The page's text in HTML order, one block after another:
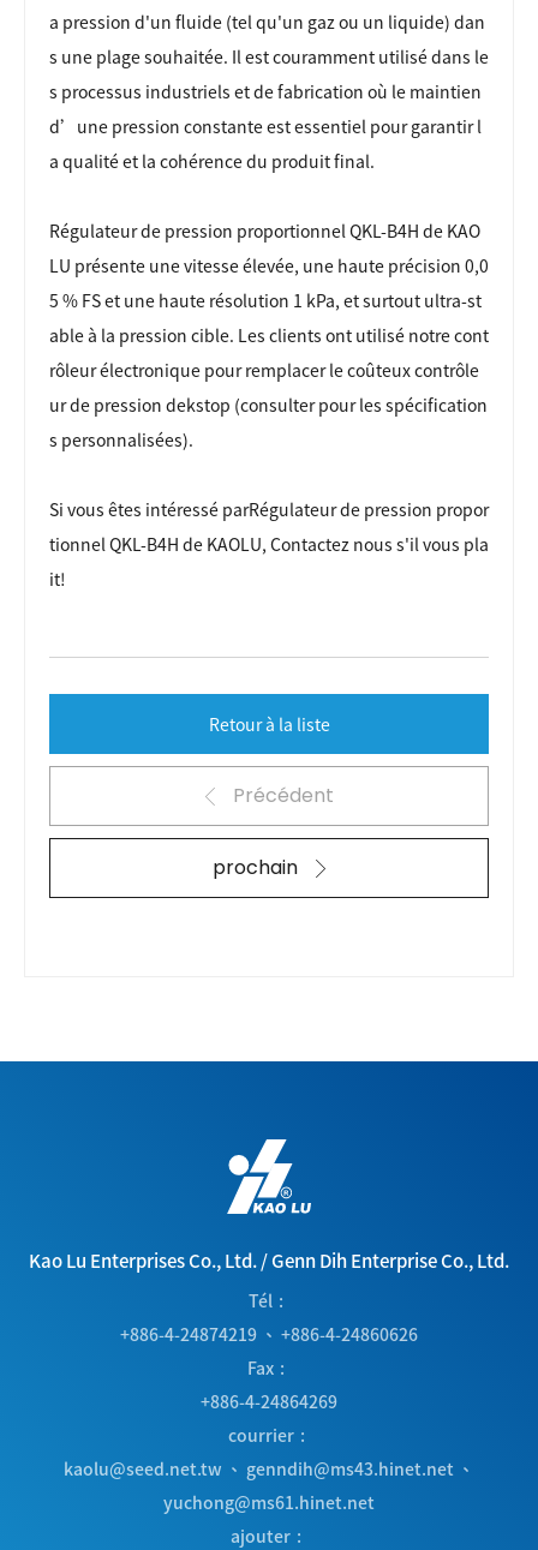
a pression d'un fluide (tel qu'un gaz ou un liquide) dan
s une plage souhaitée. Il est couramment utilisé dans le
s processus industriels et de fabrication où le maintien
d’une pression constante est essentiel pour garantir l
a qualité et la cohérence du produit final.
Régulateur de pression proportionnel QKL-B4H de KAO
LU présente une vitesse élevée, une haute précision 0,0
5 % FS et une haute résolution 1 kPa, et surtout ultra-st
able à la pression cible. Les clients ont utilisé notre cont
rôleur électronique pour remplacer le coûteux contrôle
ur de pression dekstop (consulter pour les spécification
s personnalisées).
Si vous êtes intéressé parRégulateur de pression propor
tionnel QKL-B4H de KAOLU, Contactez nous s'il vous pla
it!
Précédent
Retour à la liste
prochain
Kao Lu Enterprises Co., Ltd./Genn Dih Enterprise Co., Ltd.
Tél
+886-4-24874219 、 +886-4-24860626
Fax
+886-4-24864269
courrier
kaolu@seed.net.tw 、 genndih@ms43.hinet.net 、
yuchong@ms61.hinet.net
ajouter